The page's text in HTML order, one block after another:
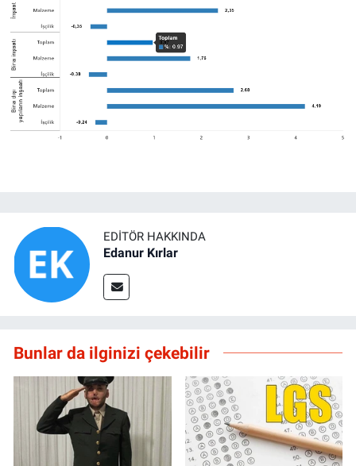
EDITÖR HAKKINDA
Edanur Kırlar
Bunlar da ilginizi çekebilir